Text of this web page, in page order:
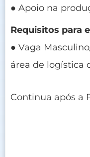
● Apoio na
Requisitos para
● Vaga
área de logística
Continua após a